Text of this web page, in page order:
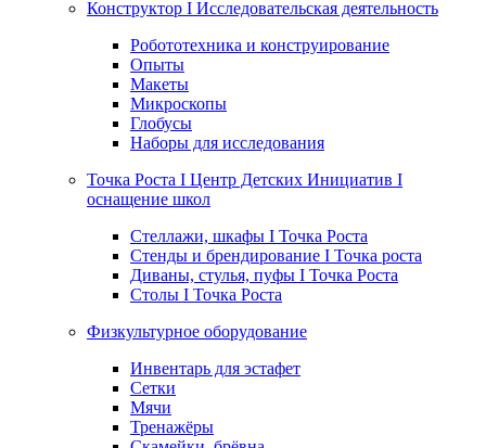
Конструктор I Исследовательская деятельность
Робототехника и конструирование
Опыты
Макеты
Микроскопы
Глобусы
Наборы для исследования
Точка Роста I Центр Детских Инициатив I
оснащение школ
Стеллажи, шкафы I Точка Роста
Стенды и брендирование I Точка роста
Диваны, стулья, пуфы I Точка Роста
Столы I Точка Роста
Физкультурное оборудование
Инвентарь для эстафет
Сетки
Мячи
Тренажёры